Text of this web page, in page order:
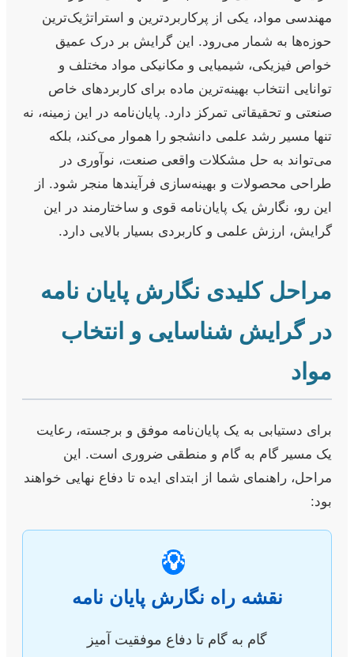
مهندسی مواد، یکی از پرکاربردترین و استراتژیک‌ترین
حوزه‌ها به شمار می‌رود. این گرایش بر درک عمیق
خواص فیزیکی، شیمیایی و مکانیکی مواد مختلف و
توانایی انتخاب بهینه‌ترین ماده برای کاربردهای خاص
صنعتی و تحقیقاتی تمرکز دارد. پایان‌نامه در این زمینه، نه
تنها مسیر رشد علمی دانشجو را هموار می‌کند، بلکه
می‌تواند به حل مشکلات واقعی صنعت، نوآوری در
طراحی محصولات و بهینه‌سازی فرآیندها منجر شود. از
این رو، نگارش یک پایان‌نامه قوی و ساختارمند در این
گرایش، ارزش علمی و کاربردی بسیار بالایی دارد.
مراحل کلیدی نگارش پایان نامه
در گرایش شناسایی و انتخاب
مواد
برای دستیابی به یک پایان‌نامه موفق و برجسته، رعایت
یک مسیر گام به گام و منطقی ضروری است. این
مراحل، راهنمای شما از ابتدای ایده تا دفاع نهایی خواهند
بود:
💡
نقشه راه نگارش پایان نامه
گام به گام تا دفاع موفقیت آمیز